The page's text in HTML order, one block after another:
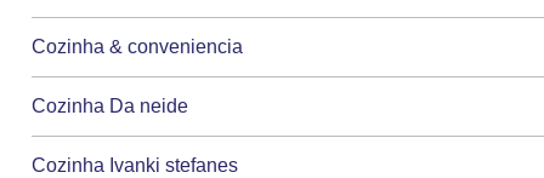
Cozinha & conveniencia
Cozinha Da neide
Cozinha Ivanki stefanes